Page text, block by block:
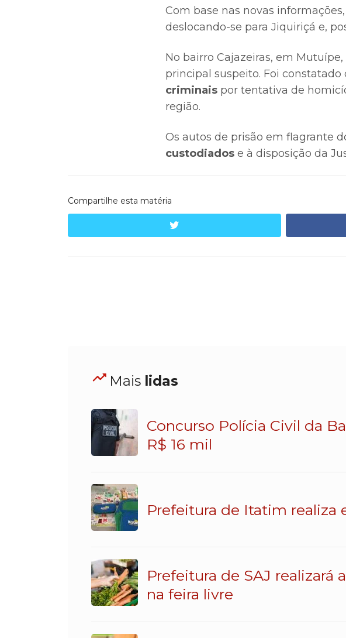
Com base nas novas
deslocando-se para Jiquiriçá e,
No bairro Cajazeiras, em
principal suspeito. Foi
criminaispor tentativa de
região.
Os autos de prisão em flagrante
custodiadose à disposição da
Compartilhe esta matéria
Mais lidas
Concurso Polícia Civil da
R$ 16 mil
Prefeitura de Itatim realiza
Prefeitura de SAJ
na feira livre